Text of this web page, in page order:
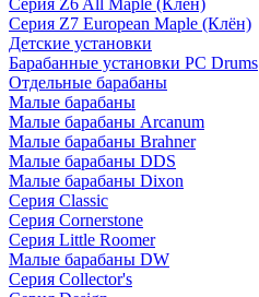
Серия Z6 All Maple (Клён)
Серия Z7 European Maple (Клён)
Детские установки
Барабанные установки PC Drums
Отдельные барабаны
Малые барабаны
Малые барабаны Arcanum
Малые барабаны Brahner
Малые барабаны DDS
Малые барабаны Dixon
Серия Classic
Серия Cornerstone
Серия Little Roomer
Малые барабаны DW
Серия Collector's